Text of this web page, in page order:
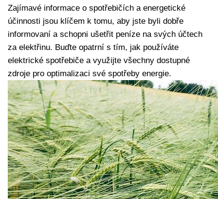
Zajímavé informace o spotřebičích a energetické
účinnosti jsou klíčem k tomu, aby jste byli dobře
informovaní a schopni ušetřit peníze na svých účtech
za elektřinu. Buďte opatrní s tím, jak používáte
elektrické spotřebiče a využijte všechny dostupné
zdroje pro optimalizaci své spotřeby energie.